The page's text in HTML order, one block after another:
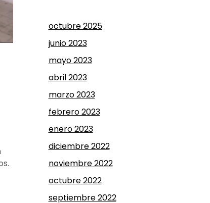
octubre 2025
junio 2023
mayo 2023
abril 2023
marzo 2023
febrero 2023
enero 2023
diciembre 2022
noviembre 2022
octubre 2022
septiembre 2022